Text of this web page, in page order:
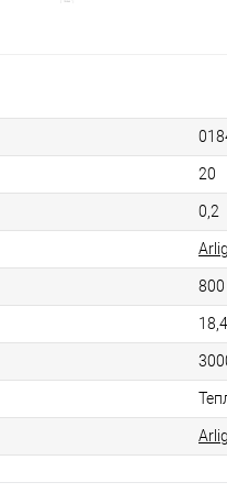
20
0,2
800
18,4